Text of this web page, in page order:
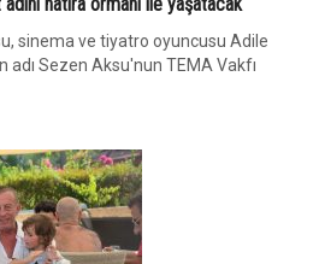
sinema ve tiyatro oyuncusu Adile
adı Sezen Aksu'nun TEMA Vakfı